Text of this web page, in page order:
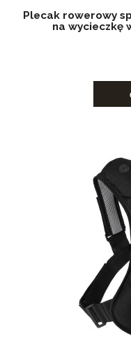
Plecak rowerowy
na wycieczkę